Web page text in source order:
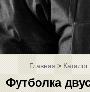
Главная>Каталог
Футболка